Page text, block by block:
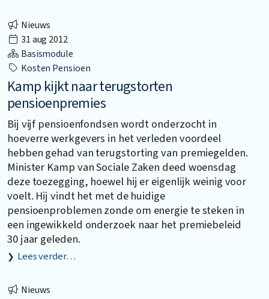
Nieuws
31 aug 2012
Basismodule
Kosten Pensioen
Kamp kijkt naar terugstorten
pensioenpremies
Bij vijf pensioenfondsen wordt onderzocht in
hoeverre werkgevers in het verleden voordeel
hebben gehad van terugstorting van premiegelden.
Minister Kamp van Sociale Zaken deed woensdag
deze toezegging, hoewel hij er eigenlijk weinig voor
voelt. Hij vindt het met de huidige
pensioenproblemen zonde om energie te steken in
een ingewikkeld onderzoek naar het premiebeleid
30 jaar geleden.
Lees verder…
Nieuws